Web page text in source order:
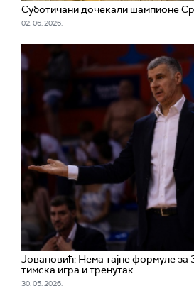
Суботичани дочекали шампионе
02. 06. 2026.
Јовановић: Нема тајне формуле за
тимска игра и тренутак
30. 05. 2026.